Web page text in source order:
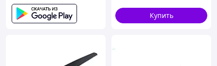
Купить